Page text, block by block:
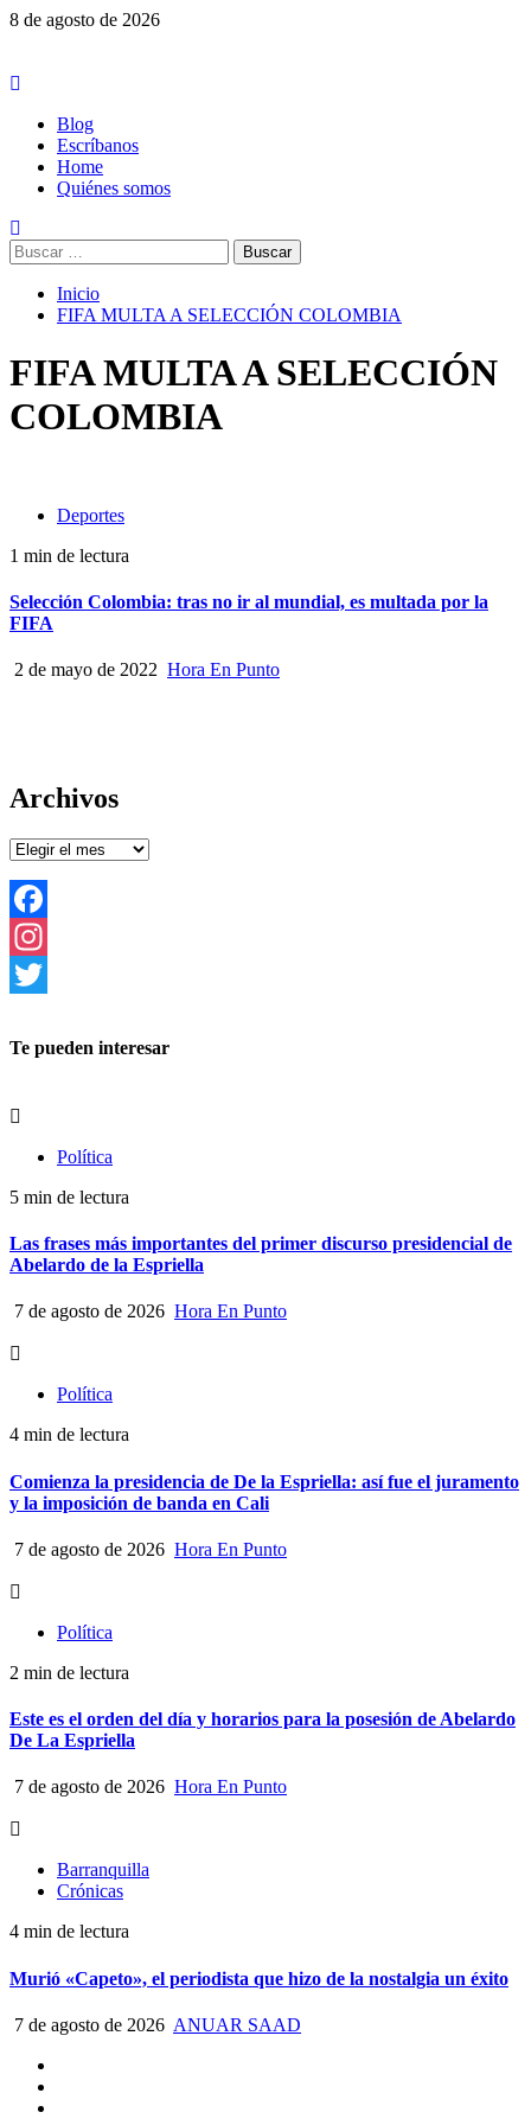
Saltar
8 de agosto de 2026
Blog
Escríbanos
Home
Quiénes somos
Buscar:
Inicio
FIFA MULTA A SELECCIÓN COLOMBIA
FIFA MULTA A SELECCIÓN
COLOMBIA
Deportes
1 min de lectura
Selección Colombia: tras no ir al mundial, es multada por la
FIFA
2 de mayo de 2022 Hora En Punto
Archivos
Archivos
Facebook
Instagram
Te pueden interesar
Política
5 min de lectura
Las frases más importantes del primer discurso presidencial de
Abelardo de la Espriella
7 de agosto de 2026 Hora En Punto
Política
4 min de lectura
Comienza la presidencia de De la Espriella: así fue el juramento
y la imposición de banda en Cali
7 de agosto de 2026 Hora En Punto
Política
2 min de lectura
Este es el orden del día y horarios para la posesión de Abelardo
De La Espriella
7 de agosto de 2026 Hora En Punto
Barranquilla
Crónicas
4 min de lectura
Murió «Capeto», el periodista que hizo de la nostalgia un éxito
7 de agosto de 2026 ANUAR SAAD